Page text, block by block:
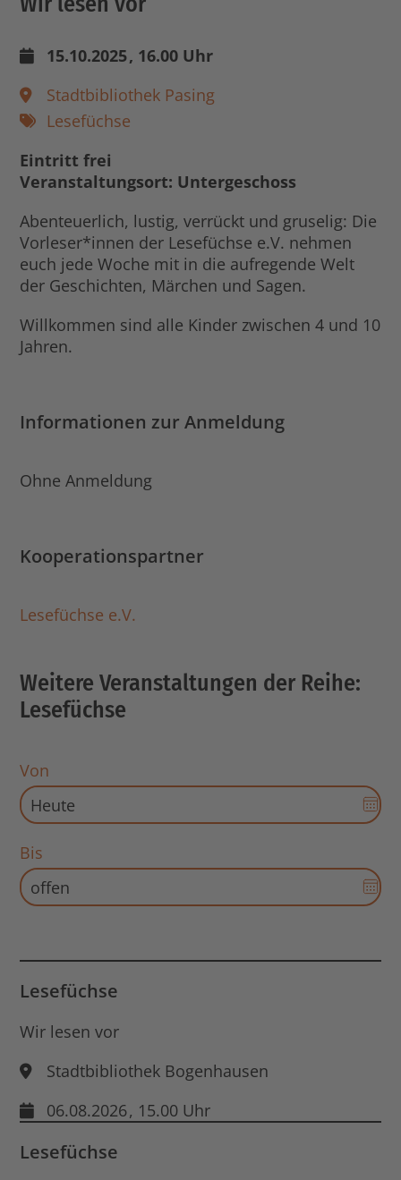
15.10.2025, 16.00 Uhr
Stadtbibliothek Pasing
Lesefüchse
Eintritt frei
Veranstaltungsort: Untergeschoss
Abenteuerlich, lustig, verrückt und gruselig: Die
Vorleser*innen der Lesefüchse e.V. nehmen
euch jede Woche mit in die aufregende Welt
der Geschichten, Märchen und Sagen.
Willkommen sind alle Kinder zwischen 4 und 10
Jahren.
Informationen zur Anmeldung
Ohne Anmeldung
Kooperationspartner
Lesefüchse e.V.
Weitere Veranstaltungen der Reihe:
Lesefüchse
Von
Bis
Lesefüchse
Wir lesen vor
Stadtbibliothek Bogenhausen
06.08.2026, 15.00 Uhr
Lesefüchse